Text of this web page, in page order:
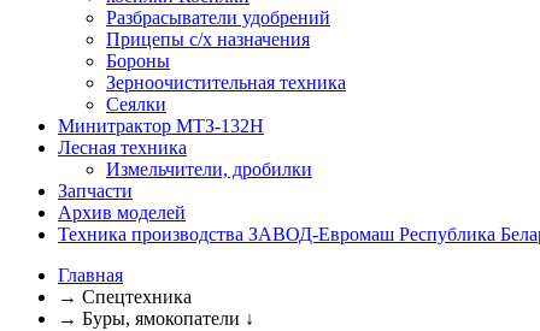
Разбрасыватели удобрений
Прицепы с/х назначения
Бороны
Зерноочистительная техника
Сеялки
Минитрактор МТЗ-132Н
Лесная техника
Измельчители, дробилки
Запчасти
Архив моделей
Техника производства ЗАВОД-Евромаш Республика
Главная
→ Спецтехника
→ Буры, ямокопатели ↓